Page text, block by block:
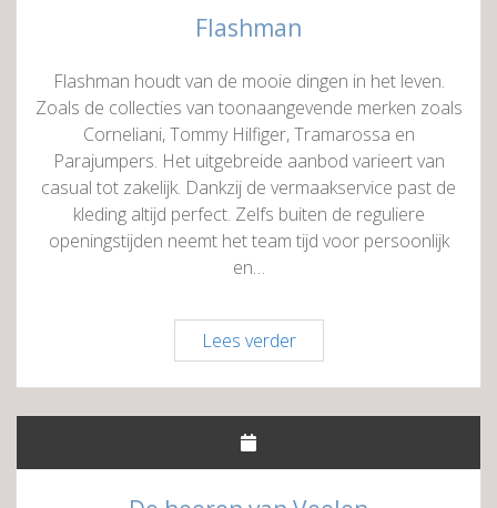
Flashman
Flashman houdt van de mooie dingen in het leven.
Zoals de collecties van toonaangevende merken zoals
Corneliani, Tommy Hilfiger, Tramarossa en
Parajumpers. Het uitgebreide aanbod varieert van
casual tot zakelijk. Dankzij de vermaakservice past de
kleding altijd perfect. Zelfs buiten de reguliere
openingstijden neemt het team tijd voor persoonlijk
en…
Lees verderFlashman